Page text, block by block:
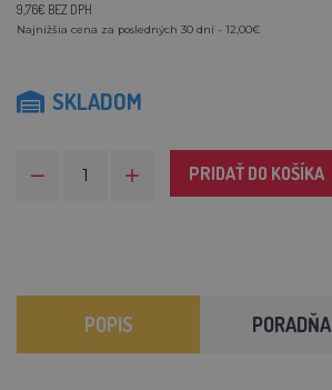
9,76€ BEZ DPH
Najnižšia cena za posledných 30 dní - 12,00€
SKLADOM
PRIDAŤ DO KOŠÍKA
POPIS PORADŇA